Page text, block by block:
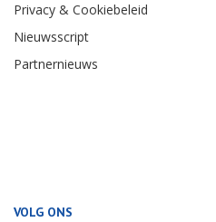
Privacy & Cookiebeleid
Nieuwsscript
Partnernieuws
VOLG ONS